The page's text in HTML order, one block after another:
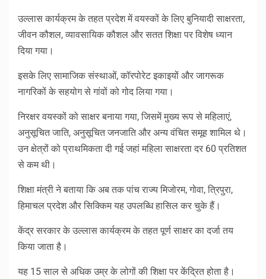
उल्लास कार्यक्रम के तहत प्रदेश में वयस्कों के लिए बुनियादी साक्षरता,
जीवन कौशल, व्यावसायिक कौशल और सतत शिक्षा पर विशेष ध्यान
दिया गया।
इसके लिए सामाजिक संस्थाओं, कॉरपोरेट इकाइयों और जागरूक
नागरिकों के सहयोग से गांवों को गोद लिया गया।
निरक्षर वयस्कों को साक्षर बनाया गया, जिसमें मुख्य रूप से महिलाएं,
अनुसूचित जाति, अनुसूचित जनजाति और अन्य वंचित समूह शामिल थे।
उन क्षेत्रों को प्राथमिकता दी गई जहां महिला साक्षरता दर 60 प्रतिशत
से कम थी।
शिक्षा मंत्री ने बताया कि अब तक पांच राज्य मिजोरम, गोवा, त्रिपुरा,
हिमाचल प्रदेश और सिक्किम यह उपलब्धि हासिल कर चुके हैं।
केंद्र सरकार के उल्लास कार्यक्रम के तहत पूर्ण साक्षर का दर्जा तय
किया जाता है।
यह 15 साल से अधिक उम्र के लोगों की शिक्षा पर केंद्रित होता है।